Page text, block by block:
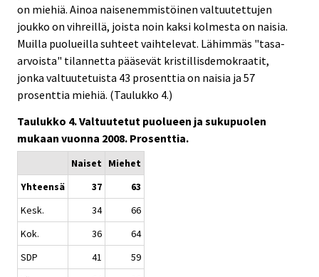
on miehiä. Ainoa naisenemmistöinen valtuutettujen
joukko on vihreillä, joista noin kaksi kolmesta on naisia.
Muilla puolueilla suhteet vaihtelevat. Lähimmäs "tasa-
arvoista" tilannetta pääsevät kristillisdemokraatit,
jonka valtuutetuista 43 prosenttia on naisia ja 57
prosenttia miehiä. (Taulukko 4.)
Taulukko 4. Valtuutetut puolueen ja sukupuolen
mukaan vuonna 2008. Prosenttia.
Naiset
Miehet
Yhteensä
37
63
Kesk.
34
66
Kok.
36
64
SDP
41
59